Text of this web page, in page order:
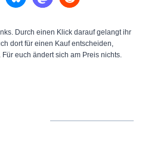
Durch einen Klick darauf gelangt ihr
dort für einen Kauf entscheiden,
euch ändert sich am Preis nichts.